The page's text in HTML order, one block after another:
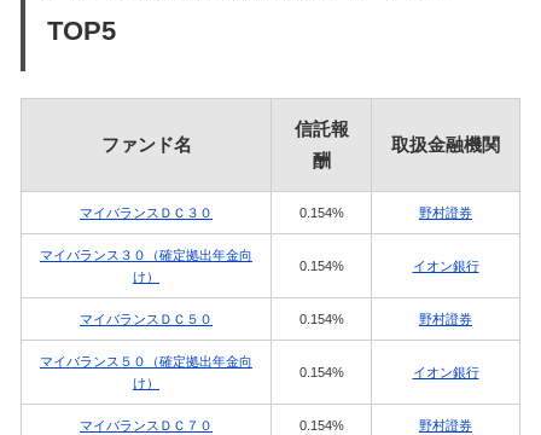
TOP5
ファンド名
信託報
酬
取扱金融機関
マイバランスＤＣ３０ 0.154% 野村證券
マイバランス３０（確定拠出年金向
け）
0.154% イオン銀行
マイバランスＤＣ５０ 0.154% 野村證券
マイバランス５０（確定拠出年金向
け）
0.154% イオン銀行
マイバランスＤＣ７０ 0.154% 野村證券